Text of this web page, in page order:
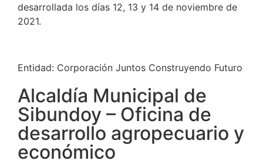
desarrollada los días 12, 13 y 14 de noviembre de
2021.
Entidad: Corporación Juntos Construyendo Futuro
Alcaldía Municipal de
Sibundoy – Oficina de
desarrollo agropecuario y
económico